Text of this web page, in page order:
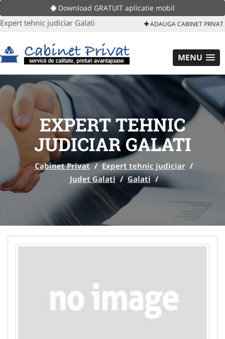
Download GRATUIT aplicatie mobil
Expert tehnic judiciar Galati ADAUGA CABINET PRIVAT
MENU
EXPERT TEHNIC
JUDICIAR GALATI
Cabinet Privat / Expert tehnic judiciar /
Judet Galati / Galati /